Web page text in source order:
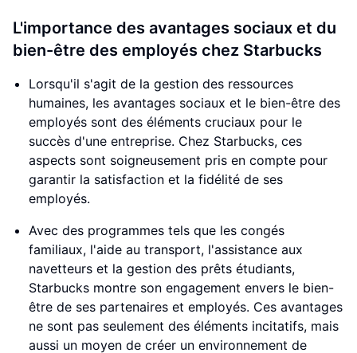
L'importance des avantages sociaux et du
bien-être des employés chez Starbucks
Lorsqu'il s'agit de la gestion des ressources
humaines, les avantages sociaux et le bien-être des
employés sont des éléments cruciaux pour le
succès d'une entreprise. Chez Starbucks, ces
aspects sont soigneusement pris en compte pour
garantir la satisfaction et la fidélité de ses
employés.
Avec des programmes tels que les congés
familiaux, l'aide au transport, l'assistance aux
navetteurs et la gestion des prêts étudiants,
Starbucks montre son engagement envers le bien-
être de ses partenaires et employés. Ces avantages
ne sont pas seulement des éléments incitatifs, mais
aussi un moyen de créer un environnement de